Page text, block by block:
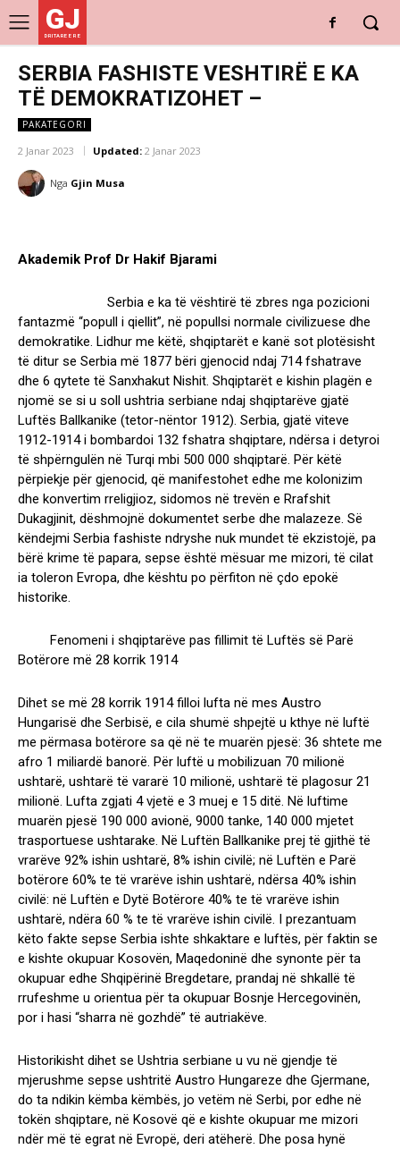
GJ
DRITARE E RE
SERBIA FASHISTE VESHTIRË E KA
TË DEMOKRATIZOHET –
PAKATEGORI
2 Janar 2023 Updated: 2 Janar 2023
Nga Gjin Musa
Akademik Prof Dr Hakif Bjarami
Serbia e ka të vështirë të zbres nga pozicioni
fantazmë “popull i qiellit”, në popullsi normale civilizuese dhe
demokratike. Lidhur me këtë, shqiptarët e kanë sot plotësisht
të ditur se Serbia më 1877 bëri gjenocid ndaj 714 fshatrave
dhe 6 qytete të Sanxhakut Nishit. Shqiptarët e kishin plagën e
njomë se si u soll ushtria serbiane ndaj shqiptarëve gjatë
Luftës Ballkanike (tetor-nëntor 1912). Serbia, gjatë viteve
1912-1914 i bombardoi 132 fshatra shqiptare, ndërsa i detyroi
të shpërngulën në Turqi mbi 500 000 shqiptarë. Për këtë
përpiekje për gjenocid, që manifestohet edhe me kolonizim
dhe konvertim rreligjioz, sidomos në trevën e Rrafshit
Dukagjinit, dëshmojnë dokumentet serbe dhe malazeze. Së
këndejmi Serbia fashiste ndryshe nuk mundet të ekzistojë, pa
bërë krime të papara, sepse është mësuar me mizori, të cilat
ia toleron Evropa, dhe kështu po përfiton në çdo epokë
historike.
Fenomeni i shqiptarëve pas fillimit të Luftës së Parë
Botërore më 28 korrik 1914
Dihet se më 28 korrik 1914 filloi lufta në mes Austro
Hungarisë dhe Serbisë, e cila shumë shpejtë u kthye në luftë
me përmasa botërore sa që në te muarën pjesë: 36 shtete me
afro 1 miliardë banorë. Për luftë u mobilizuan 70 milionë
ushtarë, ushtarë të vararë 10 milionë, ushtarë të plagosur 21
milionë. Lufta zgjati 4 vjetë e 3 muej e 15 ditë. Në luftime
muarën pjesë 190 000 avionë, 9000 tanke, 140 000 mjetet
trasportuese ushtarake. Në Luftën Ballkanike prej të gjithë të
vrarëve 92% ishin ushtarë, 8% ishin civilë; në Luftën e Parë
botërore 60% te të vrarëve ishin ushtarë, ndërsa 40% ishin
civilë: në Luftën e Dytë Botërore 40% te të vrarëve ishin
ushtarë, ndëra 60 % te të vrarëve ishin civilë. I prezantuam
këto fakte sepse Serbia ishte shkaktare e luftës, për faktin se
e kishte okupuar Kosovën, Maqedoninë dhe synonte për ta
okupuar edhe Shqipërinë Bregdetare, prandaj në shkallë të
rrufeshme u orientua për ta okupuar Bosnje Hercegovinën,
por i hasi “sharra në gozhdë” të autriakëve.
Historikisht dihet se Ushtria serbiane u vu në gjendje të
mjerushme sepse ushtritë Austro Hungareze dhe Gjermane,
do ta ndikin këmba këmbës, jo vetëm në Serbi, por edhe në
tokën shqiptare, në Kosovë që e kishte okupuar me mizori
ndër më të egrat në Evropë, deri atëherë. Dhe posa hynë